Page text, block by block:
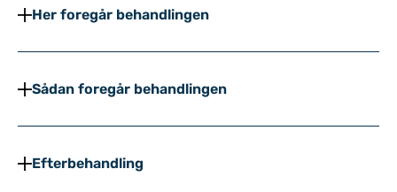
Her foregår behandlingen
Sådan foregår behandlingen
Efterbehandling